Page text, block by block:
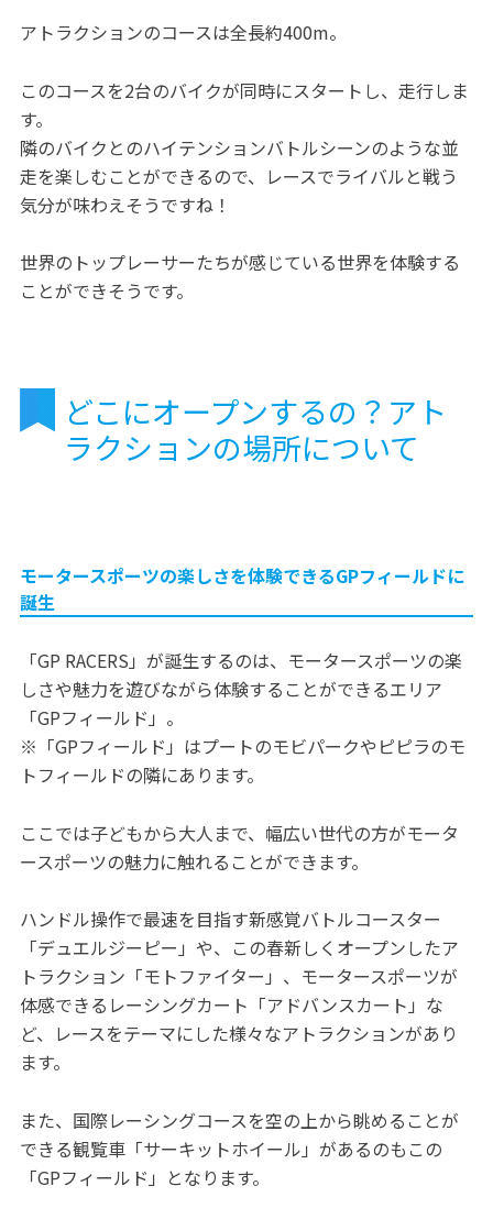
アトラクションのコースは全長約400m。
このコースを2台のバイクが同時にスタートし、走行しま
す。
隣のバイクとのハイテンションバトルシーンのような並
走を楽しむことができるので、レースでライバルと戦う
気分が味わえそうですね！
世界のトップレーサーたちが感じている世界を体験する
ことができそうです。
どこにオープンするの？アト
ラクションの場所について
モータースポーツの楽しさを体験できるGPフィールドに
誕生
「GP RACERS」が誕生するのは、モータースポーツの楽
しさや魅力を遊びながら体験することができるエリア
「GPフィールド」。
※「GPフィールド」はプートのモビパークやピピラのモ
トフィールドの隣にあります。
ここでは子どもから大人まで、幅広い世代の方がモータ
ースポーツの魅力に触れることができます。
ハンドル操作で最速を目指す新感覚バトルコースター
「デュエルジーピー」や、この春新しくオープンしたア
トラクション「モトファイター」、モータースポーツが
体感できるレーシングカート「アドバンスカート」な
ど、レースをテーマにした様々なアトラクションがあり
ます。
また、国際レーシングコースを空の上から眺めることが
できる観覧車「サーキットホイール」があるのもこの
「GPフィールド」となります。